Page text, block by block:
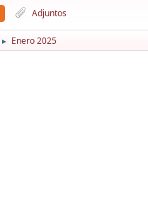
Adjuntos
► Enero 2025